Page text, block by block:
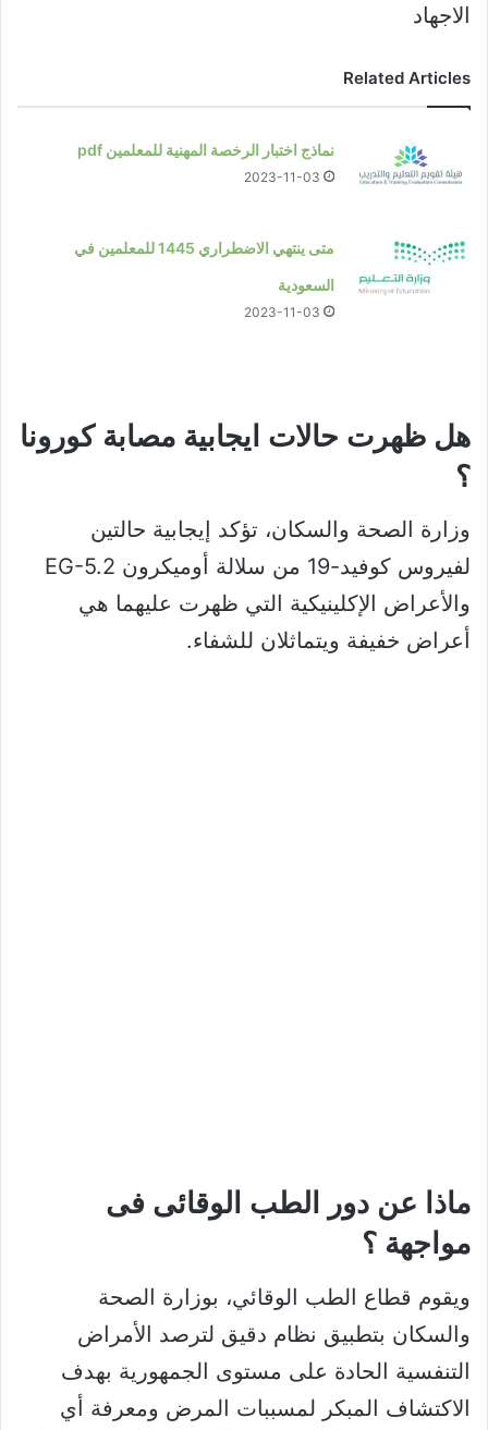
الاجهاد
Related Articles
نماذج اختبار الرخصة المهنية للمعلمين pdf
2023-11-03
متى ينتهي الاضطراري 1445 للمعلمين في
السعودية
2023-11-03
هل ظهرت حالات ايجابية مصابة كورونا
؟
وزارة الصحة والسكان، تؤكد إيجابية حالتين
لفيروس كوفيد-19 من سلالة أوميكرون EG-5.2
والأعراض الإكلينيكية التي ظهرت عليهما هي
أعراض خفيفة ويتماثلان للشفاء.
ماذا عن دور الطب الوقائى فى
مواجهة ؟
ويقوم قطاع الطب الوقائي، بوزارة الصحة
والسكان بتطبيق نظام دقيق لترصد الأمراض
التنفسية الحادة على مستوى الجمهورية بهدف
الاكتشاف المبكر لمسببات المرض ومعرفة أي